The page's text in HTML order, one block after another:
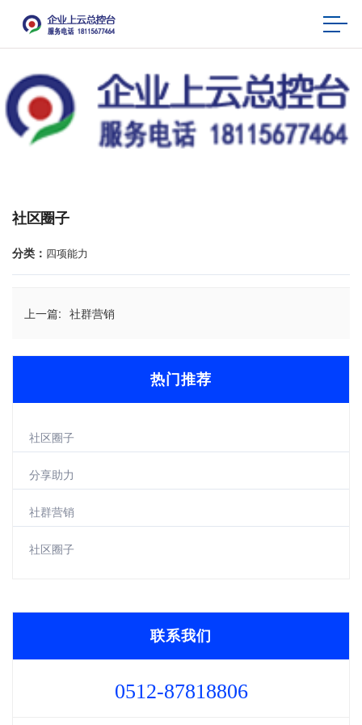
社区圈子
分类： 四项能力
上一篇: 社群营销
热门推荐
社区圈子
分享助力
社群营销
社区圈子
联系我们
0512-87818806